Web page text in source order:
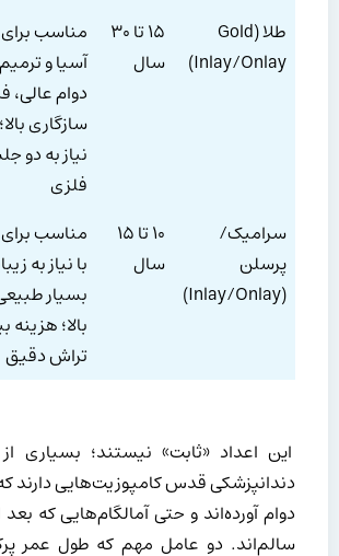
طلا (Gold
Inlay/Onlay)
۱۵ تا ۳۰
سال
مناسب
آسیا و
دوام
سازگاری
نیاز به دو
فلزی
سرامیک/
پرسلن
(Inlay/Onlay)
۱۰ تا ۱۵
سال
مناسب
با نیاز به
بسیار
بالا؛ هزینه
تراش دقیق
این اعداد «ثابت» نیستند؛ بسیاری
سالم‌اند. دو عامل مهم که طول عمر